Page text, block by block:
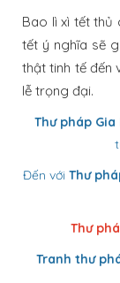
Bao lì xì tết thủ
tết ý nghĩa sẽ
thật tinh tế đến
lễ trọng đại.
Thư pháp Gia
Đến với Thư
Thư
Tranh thư